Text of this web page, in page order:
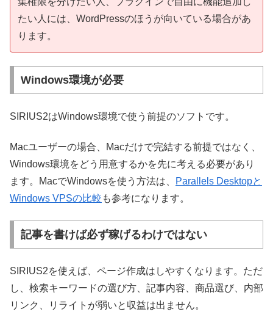
たい人には、WordPressのほうが向いている場合があ
ります。
Windows環境が必要
SIRIUS2はWindows環境で使う前提のソフトです。
Macユーザーの場合、Macだけで完結する前提ではなく、
Windows環境をどう用意するかを先に考える必要があり
ます。MacでWindowsを使う方法は、
Parallels Desktopと
Windows VPSの比較 も参考になります。
記事を書けば必ず稼げるわけではない
SIRIUS2を使えば、ページ作成はしやすくなります。ただ
し、検索キーワードの選び方、記事内容、商品選び、内部
リンク、リライトが弱いと収益は出ません。